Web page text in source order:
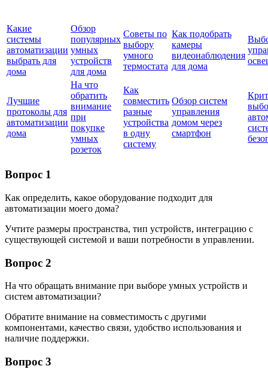
Какие
системы
автоматизации
выбрать для
дома
Обзор
популярных
умных
устройств
для дома
Советы по
выбору
умного
термостата
Как подобрать
камеры
видеонаблюдения
для дома
Лучшие
протоколы для
автоматизации
дома
На что
обратить
внимание
при
покупке
умных
розеток
Как
совместить
разные
устройства
в одну
систему
Обзор систем
управления
домом через
смартфон
Вопрос 1
Как определить, какое оборудование подходит для
автоматизации моего дома?
Учтите размеры пространства, тип устройств, интеграцию с
существующей системой и ваши потребности в управлении.
Вопрос 2
На что обращать внимание при выборе умных устройств и
систем автоматизации?
Обратите внимание на совместимость с другими
компонентами, качество связи, удобство использования и
наличие поддержки.
Вопрос 3